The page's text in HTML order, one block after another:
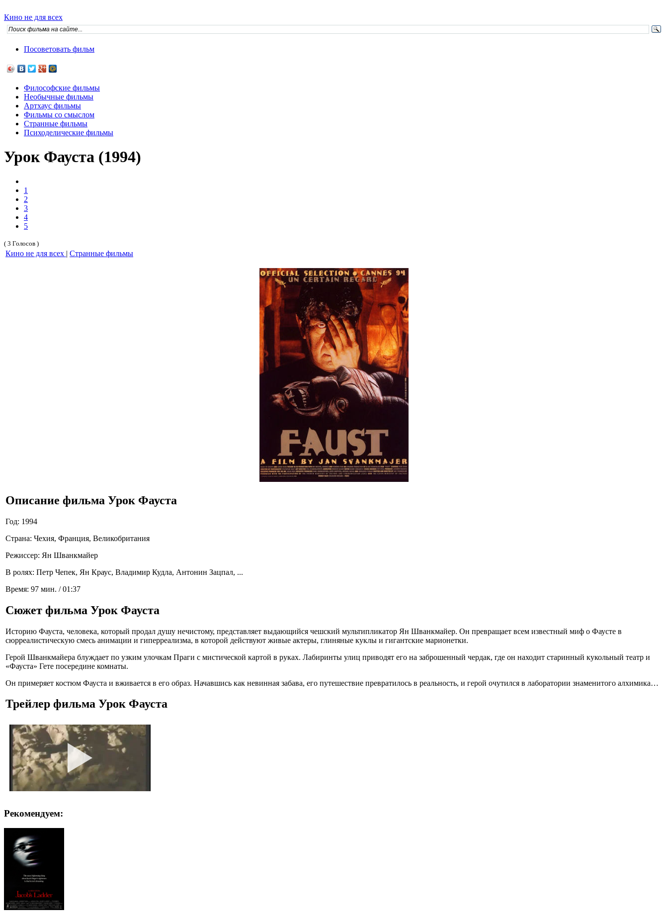
Кино не для всех
Посоветовать фильм
Философские фильмы
Необычные фильмы
Артхаус фильмы
Фильмы со смыслом
Странные фильмы
Психоделические фильмы
Урок Фауста (1994)
1
2
3
4
5
( 3 Голосов )
Кино не для всех | Странные фильмы
Описание фильма Урок Фауста
Год: 1994
Страна: Чехия, Франция, Великобритания
Режиссер: Ян Шванкмайер
В ролях: Петр Чепек, Ян Краус, Владимир Кудла, Антонин Зацпал, ...
Время: 97 мин. / 01:37
Сюжет фильма Урок Фауста
Историю Фауста, человека, который продал душу нечистому, представляет выдающийся чешский мультипликатор Ян Шванкмайер. Он превращает всем известный миф о Фаусте в
сюрреалистическую смесь анимации и гиперреализма, в которой действуют живые актеры, глиняные куклы и гигантские марионетки.
Герой Шванкмайера блуждает по узким улочкам Праги с мистической картой в руках. Лабиринты улиц приводят его на заброшенный чердак, где он находит старинный кукольный театр и
«Фауста» Гете посередине комнаты.
Он примеряет костюм Фауста и вживается в его образ. Начавшись как невинная забава, его путешествие превратилось в реальность, и герой очутился в лаборатории знаменитого алхимика…
Трейлер фильма Урок Фауста
Рекомендуем: